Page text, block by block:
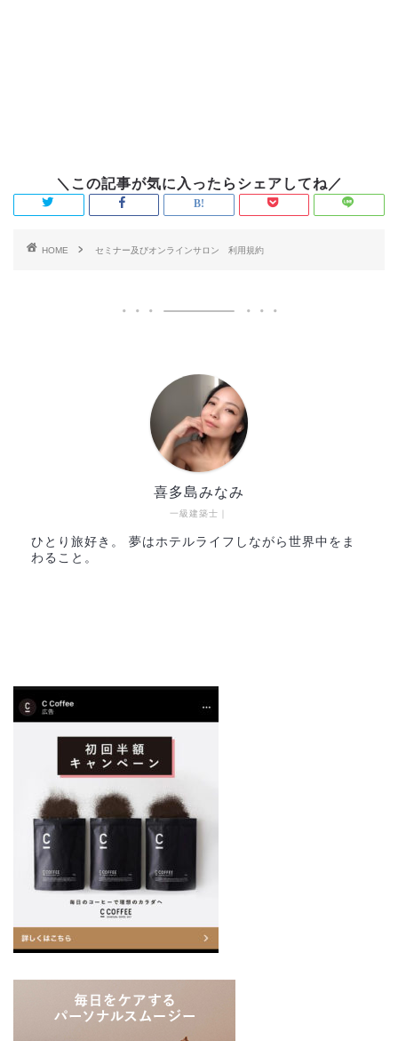
HOME セミナー及びオンラインサロン 利用規約
一級建築士｜
喜多島みなみ
ひとり旅好き。 夢はホテルライフしながら世界中をま
わること。